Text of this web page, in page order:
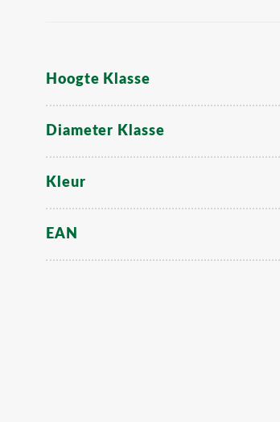
Hoogte Klasse
Diameter Klasse
Kleur
EAN